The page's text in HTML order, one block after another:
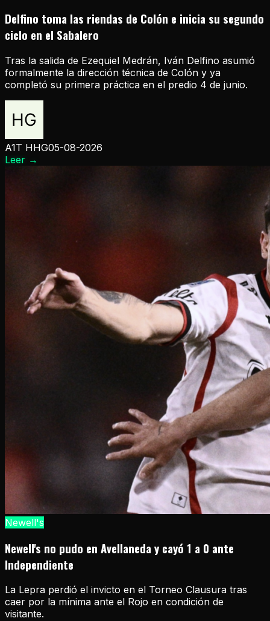
Delfino toma las riendas de Colón e inicia su segundo
ciclo en el Sabalero
Tras la salida de Ezequiel Medrán, Iván Delfino asumió
formalmente la dirección técnica de Colón y ya
completó su primera práctica en el predio 4 de junio.
A1T HHG05-08-2026
Leer →
Newell's
Newell's no pudo en Avellaneda y cayó 1 a 0 ante
Independiente
La Lepra perdió el invicto en el Torneo Clausura tras
caer por la mínima ante el Rojo en condición de
visitante.